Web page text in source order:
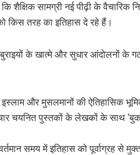
सामग्री नई पीढ़ी के वैचारिक
किस तरह का इतिहास दे रहे हैं।
के खात्मे और सुधार आंदोलनों के
इस्लाम और मुसलमानों की ऐतिहासिक
चयनित पुस्तकों के लेखकों के साथ
समय में इतिहास को पूर्वाग्रह से